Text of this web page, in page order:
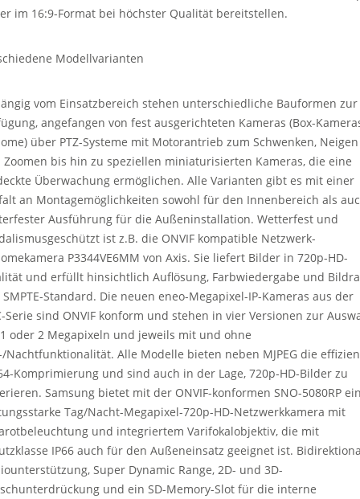
im 16:9-Format bei höchster Qualität bereitstellen.
Modellvarianten
vom Einsatzbereich stehen unterschiedliche Bauformen zur
angefangen von fest ausgerichteten Kameras (Box-
über PTZ-Systeme mit Motorantrieb zum Schwenken, Neigen
Zoomen bis hin zu speziellen miniaturisierten Kameras, die eine
Überwachung ermöglichen. Alle Varianten gibt es mit einer
an Montagemöglichkeiten sowohl für den Innenbereich als
Ausführung für die Außeninstallation. Wetterfest und
ist z.B. die ONVIF kompatible Netzwerk-
P3344VE6MM von Axis. Sie liefert Bilder in 720p-HD-
und erfüllt hinsichtlich Auflösung, Farbwiedergabe und
Standard. Die neuen eneo-Megapixel-IP-Kameras aus der
Serie sind ONVIF konform und stehen in vier Versionen zur
oder 2 Megapixeln und jeweils mit und ohne
Nachtfunktionalität. Alle Modelle bieten neben MJPEG die
Komprimierung und sind auch in der Lage, 720p-HD-Bilder zu
Samsung bietet mit der ONVIF-konformen SNO-5080RP
Tag/Nacht-Megapixel-720p-HD-Netzwerkkamera mit
und integriertem Varifokalobjektiv, die mit
IP66 auch für den Außeneinsatz geeignet ist.
Super Dynamic Range, 2D- und 3D-
und ein SD-Memory-Slot für die interne